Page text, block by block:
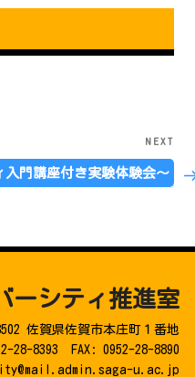
Post
NEXT
門講座付き実験体験会～
ーシティ推進室
佐賀県佐賀市本庄町１番地
28-8393 FAX: 0952-28-8890
u.ac.jp